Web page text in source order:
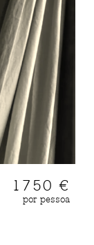
1750 €
por pessoa